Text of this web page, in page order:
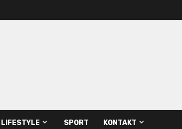
LIFESTYLE SPORT KONTAKT